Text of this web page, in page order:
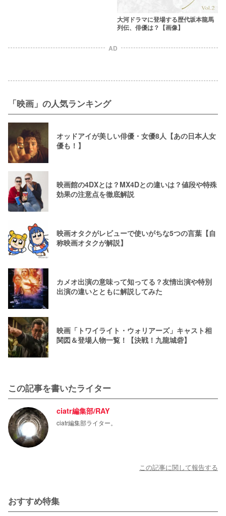
大河ドラマに登場する歴代坂本龍馬
列伝、俳優は？【画像】
AD
「映画」の人気ランキング
オッドアイが美しい俳優・女優8人【あの日本人女
優も！】
映画館の4DXとは？MX4Dとの違いは？値段や特殊
効果の注意点を徹底解説
映画オタクがレビューで使いがちな5つの言葉【自
称映画オタクが解説】
カメオ出演の意味って知ってる？友情出演や特別
出演の違いとともに解説してみた
映画「トワイライト・ウォリアーズ」キャスト相
関図＆登場人物一覧！【決戦！九龍城砦】
この記事を書いたライター
ciatr編集部/RAY
ciatr編集部ライター。
この記事に関して報告する
おすすめ特集